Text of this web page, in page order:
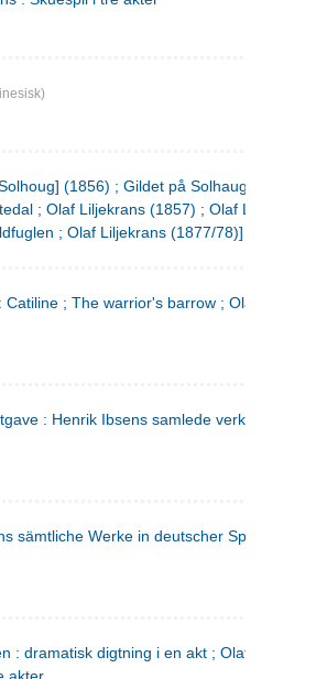
(1856) ; Gildet på Solhaug (1883) ;
; Olaf Liljekrans (1857) ; Olaf Liljekrans
; Olaf Liljekrans (1877/78)]
Catiline ; The warrior's barrow ; Olaf Liljekrans
: Henrik Ibsens samlede verker. 3
sämtliche Werke in deutscher Sprache. 2
: dramatisk digtning i en akt ; Olaf Liljekrans :